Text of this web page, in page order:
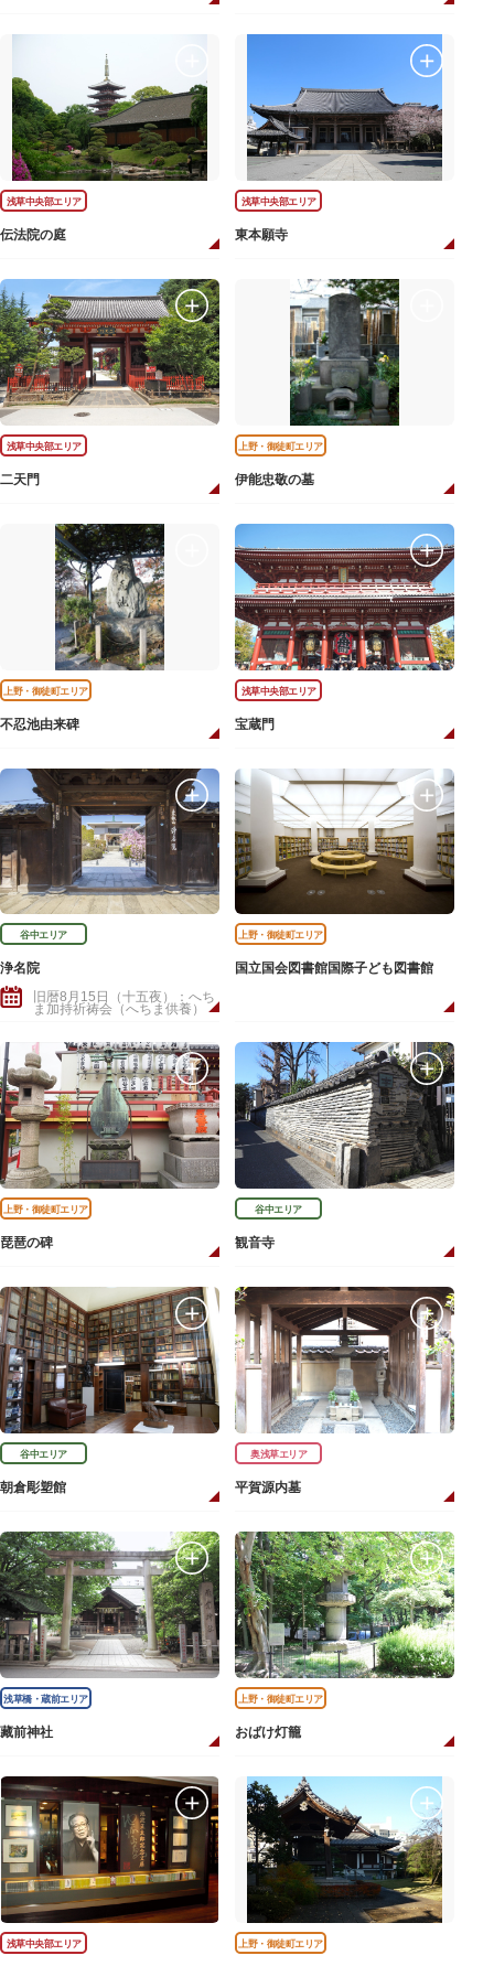
浅草中央部エリア
伝法院の庭
浅草中央部エリア
東本願寺
浅草中央部エリア
二天門
上野・御徒町エリア
伊能忠敬の墓
上野・御徒町エリア
不忍池由来碑
浅草中央部エリア
宝蔵門
谷中エリア
浄名院
旧暦8月15日（十五夜）：へち
ま加持祈祷会（へちま供養）
上野・御徒町エリア
国立国会図書館国際子ども図書館
上野・御徒町エリア
琵琶の碑
谷中エリア
観音寺
谷中エリア
朝倉彫塑館
奥浅草エリア
平賀源内墓
浅草橋・蔵前エリア
藏前神社
上野・御徒町エリア
おばけ灯籠
浅草中央部エリア 上野・御徒町エリア